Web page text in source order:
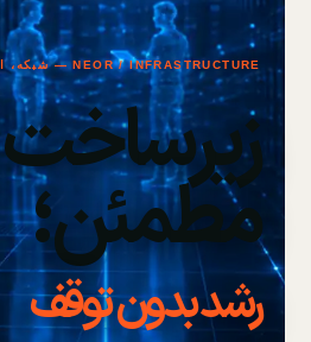
NEOR / INFRASTRUCTURE — شبکه، امنیت، ابر و عملیات
زیرساخت
مطمئن؛
رشد بدون توقف